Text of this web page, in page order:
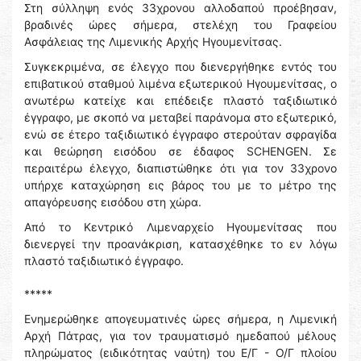
Στη σύλληψη ενός 33χρονου αλλοδαπού προέβησαν,
βραδινές ώρες σήμερα, στελέχη του Γραφείου
Ασφάλειας της Λιμενικής Αρχής Ηγουμενίτσας.
Συγκεκριμένα, σε έλεγχο που διενεργήθηκε εντός του
επιβατικού σταθμού λιμένα εξωτερικού Ηγουμενίτσας, ο
ανωτέρω κατείχε και επέδειξε πλαστό ταξιδιωτικό
έγγραφο, με σκοπό να μεταβεί παράνομα στο εξωτερικό,
ενώ σε έτερο ταξιδιωτικό έγγραφο στερούταν σφραγίδα
και θεώρηση εισόδου σε έδαφος SCHENGEN. Σε
περαιτέρω έλεγχο, διαπιστώθηκε ότι για τον 33χρονο
υπήρχε καταχώρηση εις βάρος του με το μέτρο της
απαγόρευσης εισόδου στη χώρα.
Από το Κεντρικό Λιμεναρχείο Ηγουμενίτσας που
διενεργεί την προανάκριση, κατασχέθηκε το εν λόγω
πλαστό ταξιδιωτικό έγγραφο.
*****
Ενημερώθηκε απογευματινές ώρες σήμερα, η Λιμενική
Αρχή Πάτρας, για τον τραυματισμό ημεδαπού μέλους
πληρώματος (ειδικότητας ναύτη) του Ε/Γ - Ο/Γ πλοίου